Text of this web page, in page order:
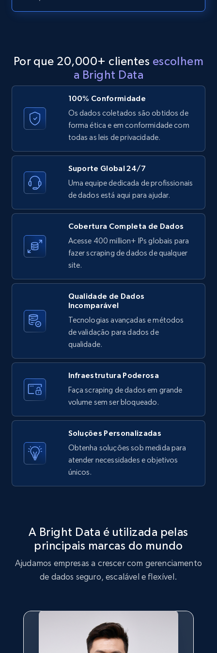
URL
11.3K+ 1.5K+ Comece grátis
LinkedIn posts - Discover new posts
company URL
URL, ID, User id, Use url, Title, Headline, Post
text, Date posted, and more.
11.3K+
X (formerly Twitter) - Posts
ID, User posted, Name, Description, Date
posted, Photos, URL, Quoted post, and more.
X (formerly Twitter) - Posts - Collecting
Twitter posts URLs
ID, User posted, Name, Description, Date
posted, Photos, URL, Quoted post, and more.
10.4K+ 1.2K+ Comece grátis
X (formerly Twitter) - Posts - Getting x
posts by array of profiles
ID, User posted, Name, Description, Date
posted, Photos, URL, Quoted post, and more.
TikTok - Profiles
Account id, Nickname, Biography, Awg
engagement rate, Comment engagement rate,
Like engagement rate, Bio link, Predicted lang,
Por que 20,000+ clientes escolhem
a Bright Data
100% Conformidade
Os dados coletados são obtidos de
forma ética e em conformidade com
todas as leis de privacidade.
Suporte Global 24/7
Uma equipe dedicada de profissionais
de dados está aqui para ajudar.
Cobertura Completa de Dados
Acesse 400 million+ IPs globais para
fazer scraping de dados de qualquer
site.
Qualidade de Dados
Incomparável
Tecnologias avançadas e métodos
de validação para dados de
qualidade.
Infraestrutura Poderosa
Faça scraping de dados em grande
volume sem ser bloqueado.
Soluções Personalizadas
Obtenha soluções sob medida para
atender necessidades e objetivos
únicos.
A Bright Data é utilizada pelas
principais marcas do mundo
Ajudamos empresas a crescer com gerenciamento
de dados seguro, escalável e flexível.